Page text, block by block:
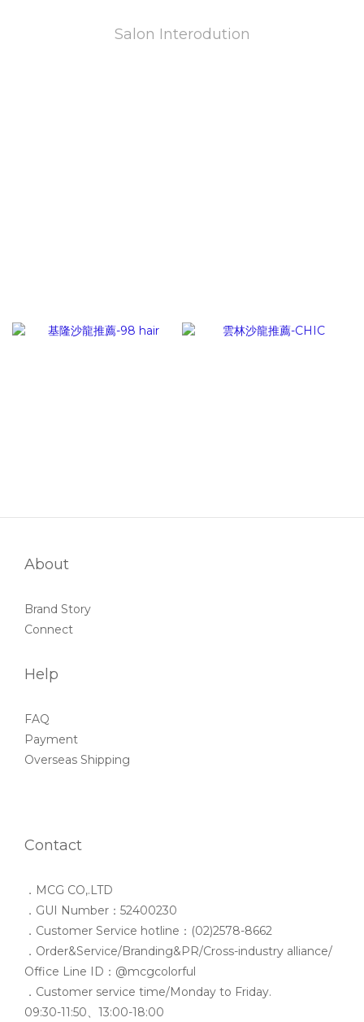
Salon Interodution
About
Brand Story
Connect
Help
FAQ
Payment
Overseas Shipping
Contact
．MCG CO,.LTD
．GUI Number：52400230
．Customer Service hotline：(02)2578-8662
．Order&Service/Branding&PR/Cross-industry alliance/
Office Line ID：@mcgcolorful
．Customer service time/Monday to Friday.
09:30-11:50、13:00-18:00